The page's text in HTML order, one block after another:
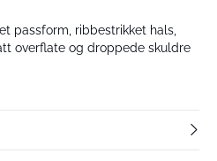
passform, ribbestrikket hals,
overflate og droppede skuldre